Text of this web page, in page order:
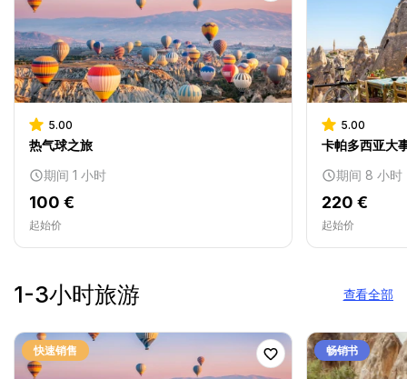
5.00
热气球之旅
期间 1 小时
100 €
起始价
5.00
卡帕多西亚大
期间 8 小时
220 €
起始价
1-3小时旅游 查看全部
快速销售 畅销书